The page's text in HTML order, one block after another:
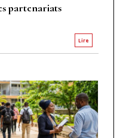
partenariats
Lire